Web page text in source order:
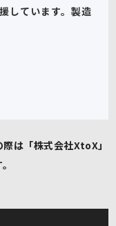
しています。製造
は「株式会社XtoX」